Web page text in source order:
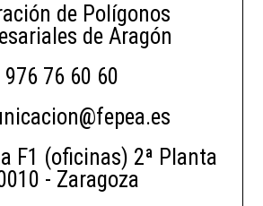
de Polígonos
de Aragón
976 76 60 60
F1 (oficinas) 2ª Planta
- Zaragoza